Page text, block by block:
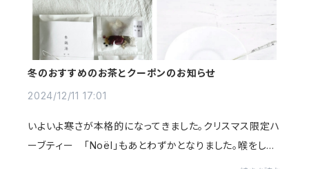
冬のおすすめのお茶とクーポンのお知らせ
2024/12/11 17:01
いよいよ寒さが本格的になってきました。クリスマス限定ハ
ーブティー 「Noël」もあとわずかとなりました。喉をしっ
とり保湿する「うるおいのお茶」沁み入るおいしさでリピー